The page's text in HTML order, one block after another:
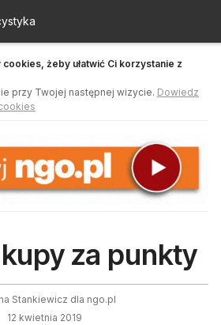
ngo.pl
żeby ułatwić Ci korzystanie z
przy Twojej następnej wizycie. Dowiedz
za punkty
Stankiewicz dla ngo.pl
12 kwietnia 2019